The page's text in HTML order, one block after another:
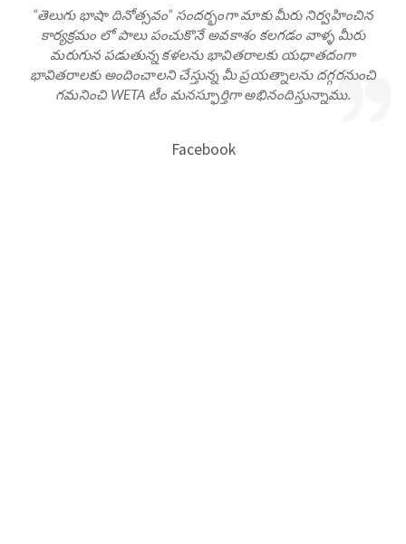
“తెలుగు భాషా దినోత్సవం” సందర్భంగా మాకు మీరు నిర్వహించిన
కార్యక్రమం లో పాలు పంచుకొనే అవకాశం కలగడం వాళ్ళ మీరు
మరుగున పడుతున్న కళలను భావితరాలకు యధాతదంగా
భావితరాలకు అందించాలని చేస్తున్న మీ ప్రయత్నాలను దగ్గరనుంచి
గమనించి WETA టీం మనస్ఫూర్తిగా అభినందిస్తున్నాము.
Facebook